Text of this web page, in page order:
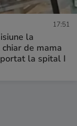
17:51
la
de mama
la spital I